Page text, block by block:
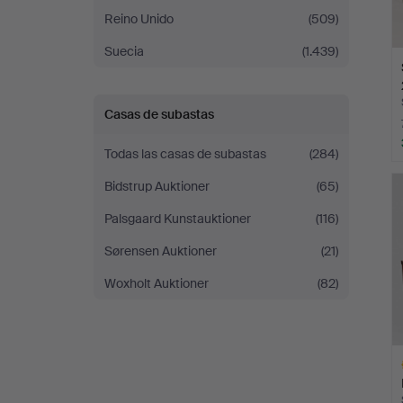
Reino Unido
(509)
Suecia
(1.439)
Casas de subastas
Todas las casas de subastas
(284)
Bidstrup Auktioner
(65)
Palsgaard Kunstauktioner
(116)
Sørensen Auktioner
(21)
Woxholt Auktioner
(82)